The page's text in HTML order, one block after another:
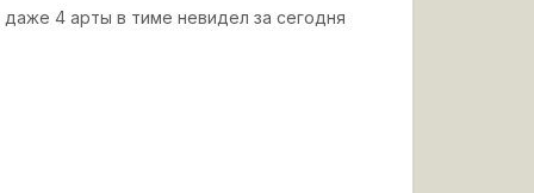
4 арты в тиме невидел за сегодня